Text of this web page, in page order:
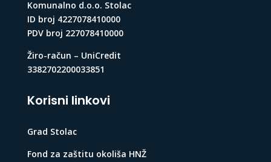
Komunalno d.o.o. Stolac
ID broj 4227078410000
PDV broj 227078410000
Žiro-račun – UniCredit
3382702200033851
Korisni linkovi
Grad Stolac
Fond za zaštitu okoliša HNŽ